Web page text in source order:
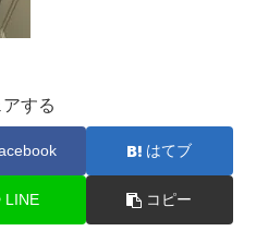
アする
はてブ
LINE コピー